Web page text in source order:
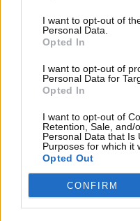
I want to opt-out of
Personal Data.
Opted In
I want to opt-out of
Personal Data for
Opted In
I want to opt-out of
Retention, Sale, and/
Personal Data that Is
Purposes for which it
Opted Out
CONFIRM
notizia
Di cosa si tratta?
formulapassion.it, il
Mick, potrebbe
Secondo alcune
le porte della Cadillac,
debuttare in Formula